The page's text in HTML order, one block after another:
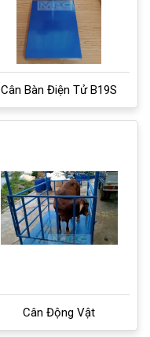
Cân Bàn Điện Tử B19S
Cân Động Vật